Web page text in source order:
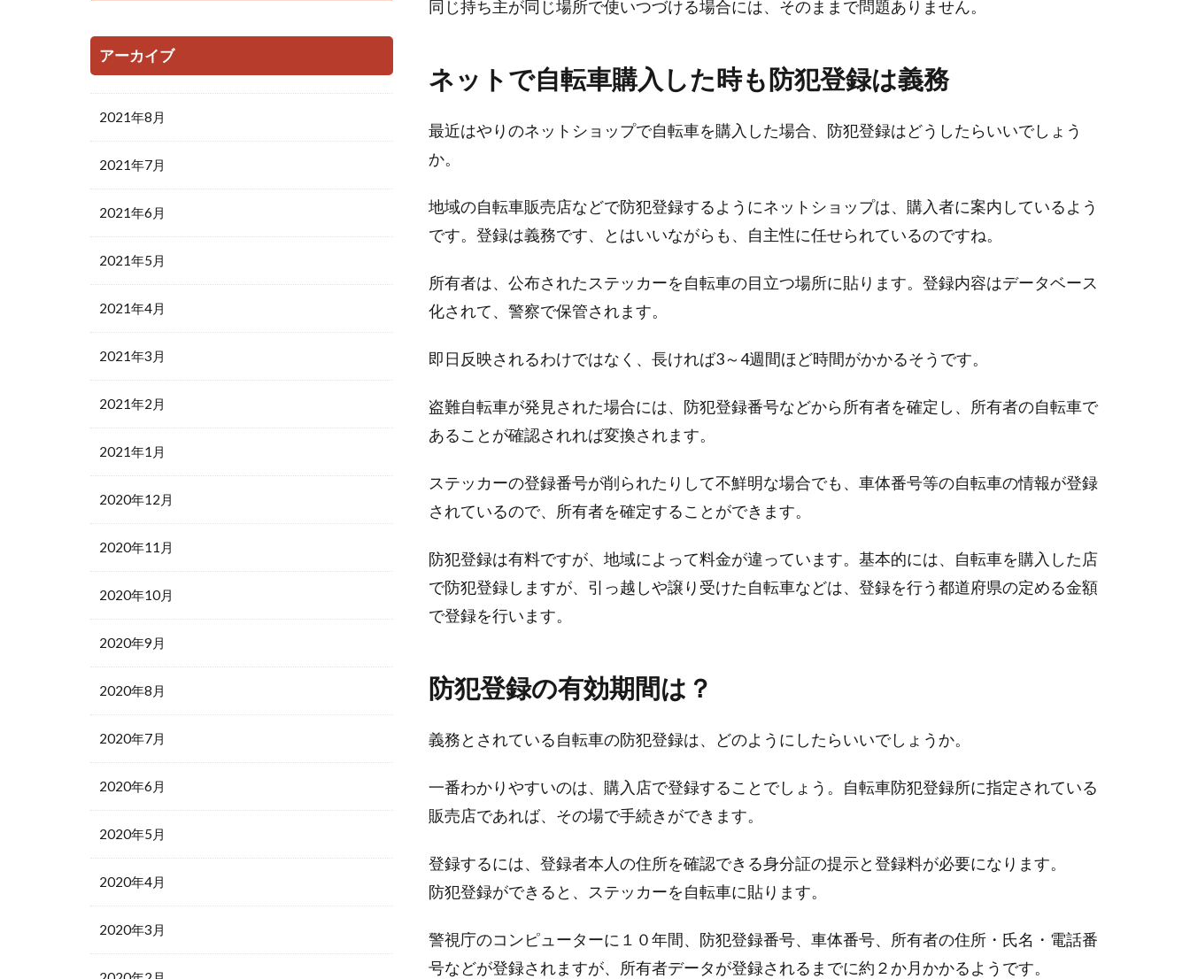
同じ持ち主が同じ場所で使いつづける場合には、そのままで問題ありません。
ネットで自転車購入した時も防犯登録は義務
最近はやりのネットショップで自転車を購入した場合、防犯登録はどうしたらいいでしょう
か。
地域の自転車販売店などで防犯登録するようにネットショップは、購入者に案内しているよう
です。登録は義務です、とはいいながらも、自主性に任せられているのですね。
所有者は、公布されたステッカーを自転車の目立つ場所に貼ります。登録内容はデータベース
化されて、警察で保管されます。
即日反映されるわけではなく、長ければ3～4週間ほど時間がかかるそうです。
盗難自転車が発見された場合には、防犯登録番号などから所有者を確定し、所有者の自転車で
あることが確認されれば変換されます。
ステッカーの登録番号が削られたりして不鮮明な場合でも、車体番号等の自転車の情報が登録
されているので、所有者を確定することができます。
防犯登録は有料ですが、地域によって料金が違っています。基本的には、自転車を購入した店
で防犯登録しますが、引っ越しや譲り受けた自転車などは、登録を行う都道府県の定める金額
で登録を行います。
防犯登録の有効期間は？
義務とされている自転車の防犯登録は、どのようにしたらいいでしょうか。
一番わかりやすいのは、購入店で登録することでしょう。自転車防犯登録所に指定されている
販売店であれば、その場で手続きができます。
登録するには、登録者本人の住所を確認できる身分証の提示と登録料が必要になります。
防犯登録ができると、ステッカーを自転車に貼ります。
警視庁のコンピューターに１０年間、防犯登録番号、車体番号、所有者の住所・氏名・電話番
号などが登録されますが、所有者データが登録されるまでに約２か月かかるようです。
アーカイブ
2021年8月
2021年7月
2021年6月
2021年5月
2021年4月
2021年3月
2021年2月
2021年1月
2020年12月
2020年11月
2020年10月
2020年9月
2020年8月
2020年7月
2020年6月
2020年5月
2020年4月
2020年3月